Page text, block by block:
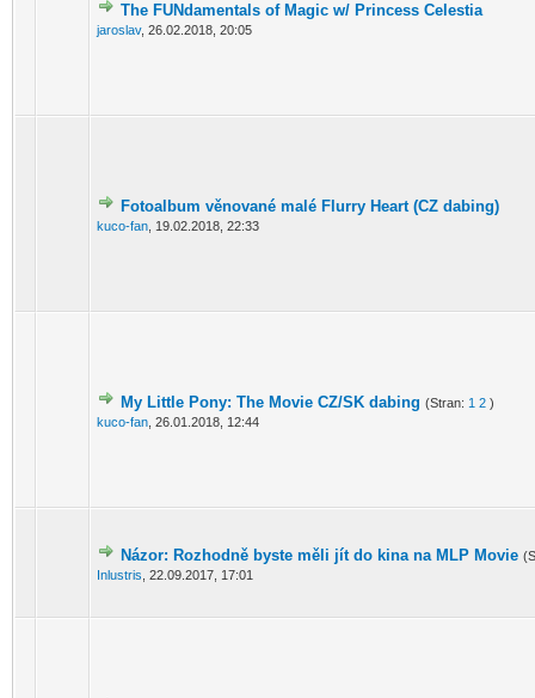
The FUNdamentals of Magic w/ Princess Celestia
jaroslav, 26.02.2018, 20:05
Fotoalbum věnované malé Flurry Heart (CZ dabing)
kuco-fan 19.02.2018, 22:33
My Little Pony: The Movie CZ/SK dabing (Stran: 1 2 )
kuco-fan 26.01.2018, 12:44
Názor: Rozhodně byste měli jít do kina na MLP Movie
Inlustris 22.09.2017, 17:01